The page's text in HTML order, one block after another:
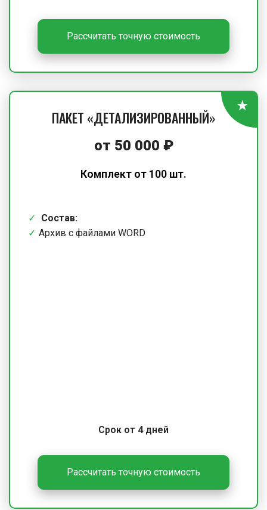
Рассчитать точную стоимость
ПАКЕТ «ДЕТАЛИЗИРОВАННЫЙ»
от 50 000 ₽
Комплект от 100 шт.
Состав:
Архив с файлами WORD
Срок от 4 дней
Рассчитать точную стоимость